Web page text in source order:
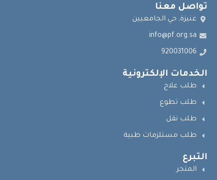
التبرع
المتجر
الخدمات الإلكترونية
طلب علاج
طلب تطوع
طلب نقل
طلب مستلزمات طبية
تواصل معنا
عنيزة, حي الجامعيين
info@pf.org.sa
920031006